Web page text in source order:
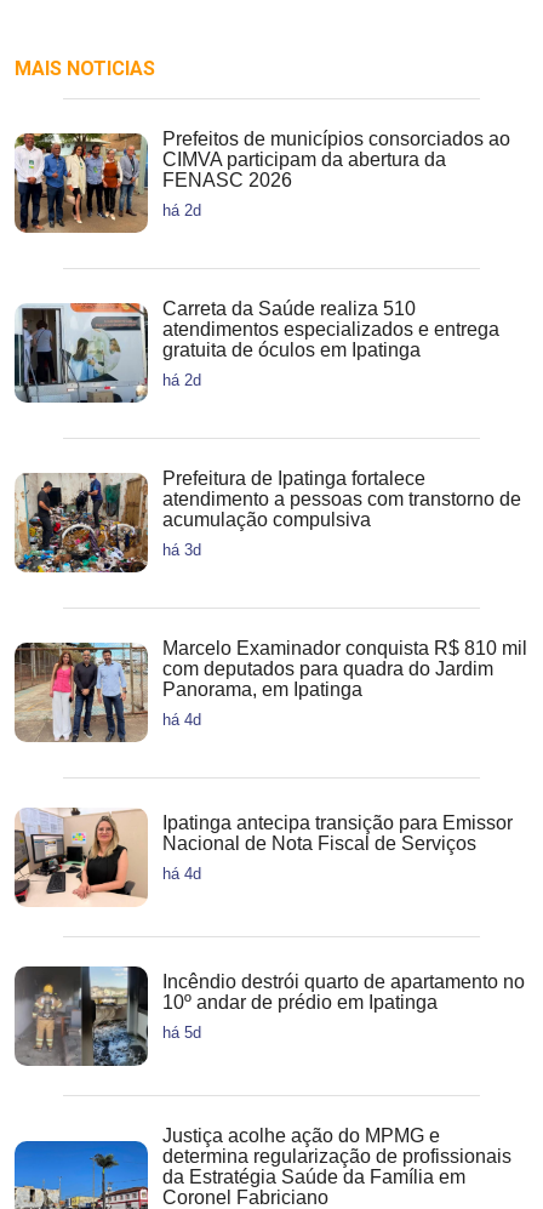
MAIS NOTICIAS
Prefeitos de municípios consorciados ao
CIMVA participam da abertura da
FENASC 2026
há 2d
Carreta da Saúde realiza 510
atendimentos especializados e entrega
gratuita de óculos em Ipatinga
há 2d
Prefeitura de Ipatinga fortalece
atendimento a pessoas com transtorno de
acumulação compulsiva
há 3d
Marcelo Examinador conquista R$ 810 mil
com deputados para quadra do Jardim
Panorama, em Ipatinga
há 4d
Ipatinga antecipa transição para Emissor
Nacional de Nota Fiscal de Serviços
há 4d
Incêndio destrói quarto de apartamento no
10º andar de prédio em Ipatinga
há 5d
Justiça acolhe ação do MPMG e
determina regularização de profissionais
da Estratégia Saúde da Família em
Coronel Fabriciano